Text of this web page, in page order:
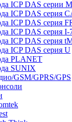
ICP DAS серии M
ICP DAS серия
ICP DAS серия
ICP DAS серия I-
ICP DAS серия
ICP DAS серия U
PLANET
SUNIX
GSM/GPRS/GPS